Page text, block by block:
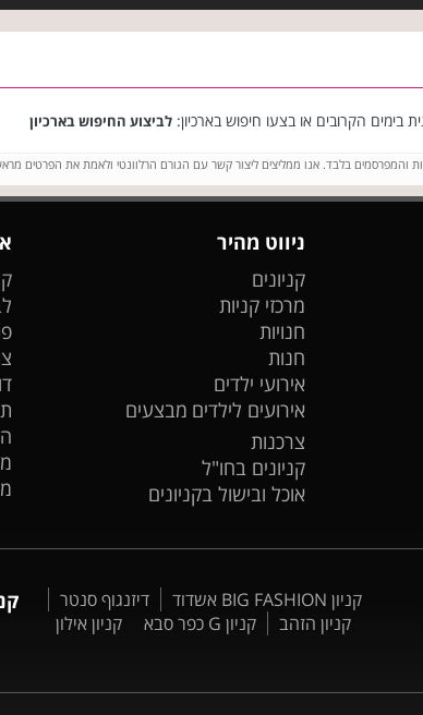
בימים הקרובים או בצעו חיפוש בארכיון: לביצוע החיפוש בארכיון
והמפרסמים בלבד. אנו ממליצים ליצור קשר עם הגורם הרלוונטי ולאמת את הפרטים
ניווט מהיר
קניונים
מרכזי קניות
חנויות
חנות
אירועי ילדים
אירועים לילדים מבצעים
צרכנות
קניונים בחו"ל
אוכל ובישול בקניונים
קניון BIG FASHION אשדוד
דיזנגוף סנטר
קניון הזהב
קניון G כפר סבא קניון אילון